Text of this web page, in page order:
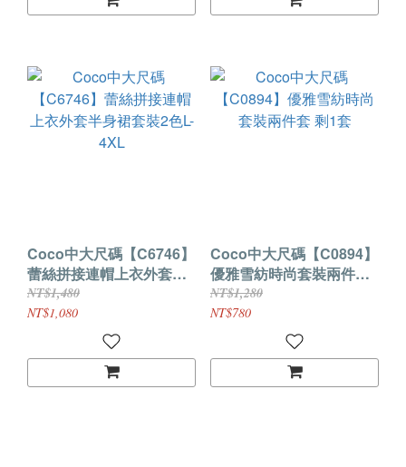
Coco中大尺碼【C6746】
蕾絲拼接連帽上衣外套半
身裙套裝2色L-4XL
NT$1,480
NT$1,080
Coco中大尺碼【C0894】
優雅雪紡時尚套裝兩件套
剩1套
NT$1,280
NT$780